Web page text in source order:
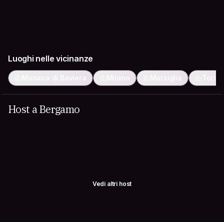
Luoghi nelle vicinanze
Monaco di Baviera Milano Marsiglia
Host a Bergamo
Vedi altri host